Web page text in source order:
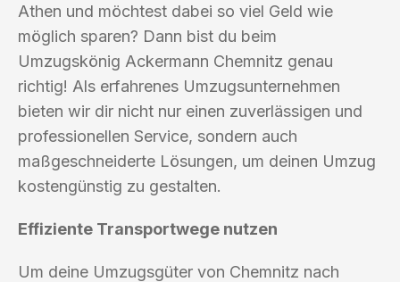
Athen und möchtest dabei so viel Geld wie
möglich sparen? Dann bist du beim
Umzugskönig Ackermann Chemnitz genau
richtig! Als erfahrenes Umzugsunternehmen
bieten wir dir nicht nur einen zuverlässigen und
professionellen Service, sondern auch
maßgeschneiderte Lösungen, um deinen Umzug
kostengünstig zu gestalten.
Effiziente Transportwege nutzen
Um deine Umzugsgüter von Chemnitz nach